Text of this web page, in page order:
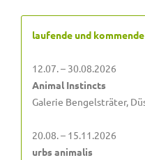
laufende und
12.07. – 30.08.2026
Animal Instincts
Galerie Bengelsträter,
20.08. – 15.11.2026
urbs animalis